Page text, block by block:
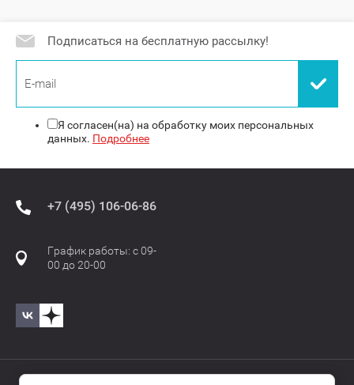
Подписаться на бесплатную рассылку!
Я согласен(на) на обработку моих персональных
данных. Подробнее
+7 (495) 106-06-86
График работы: с 09-
00 до 20-00